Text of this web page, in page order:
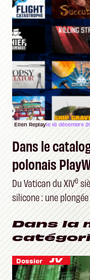
Ellen Replayle 16 décembre
Dans le
polonais
Du Vatican du XIVe
silicone : une
étranges du marché
Dans la
Dossier